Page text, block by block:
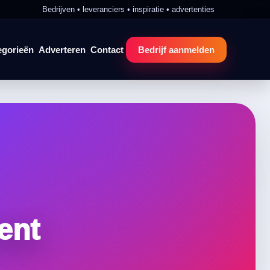
Bedrijven • leveranciers • inspiratie • advertenties
Adverteren Contact Bedrijf aanmelden